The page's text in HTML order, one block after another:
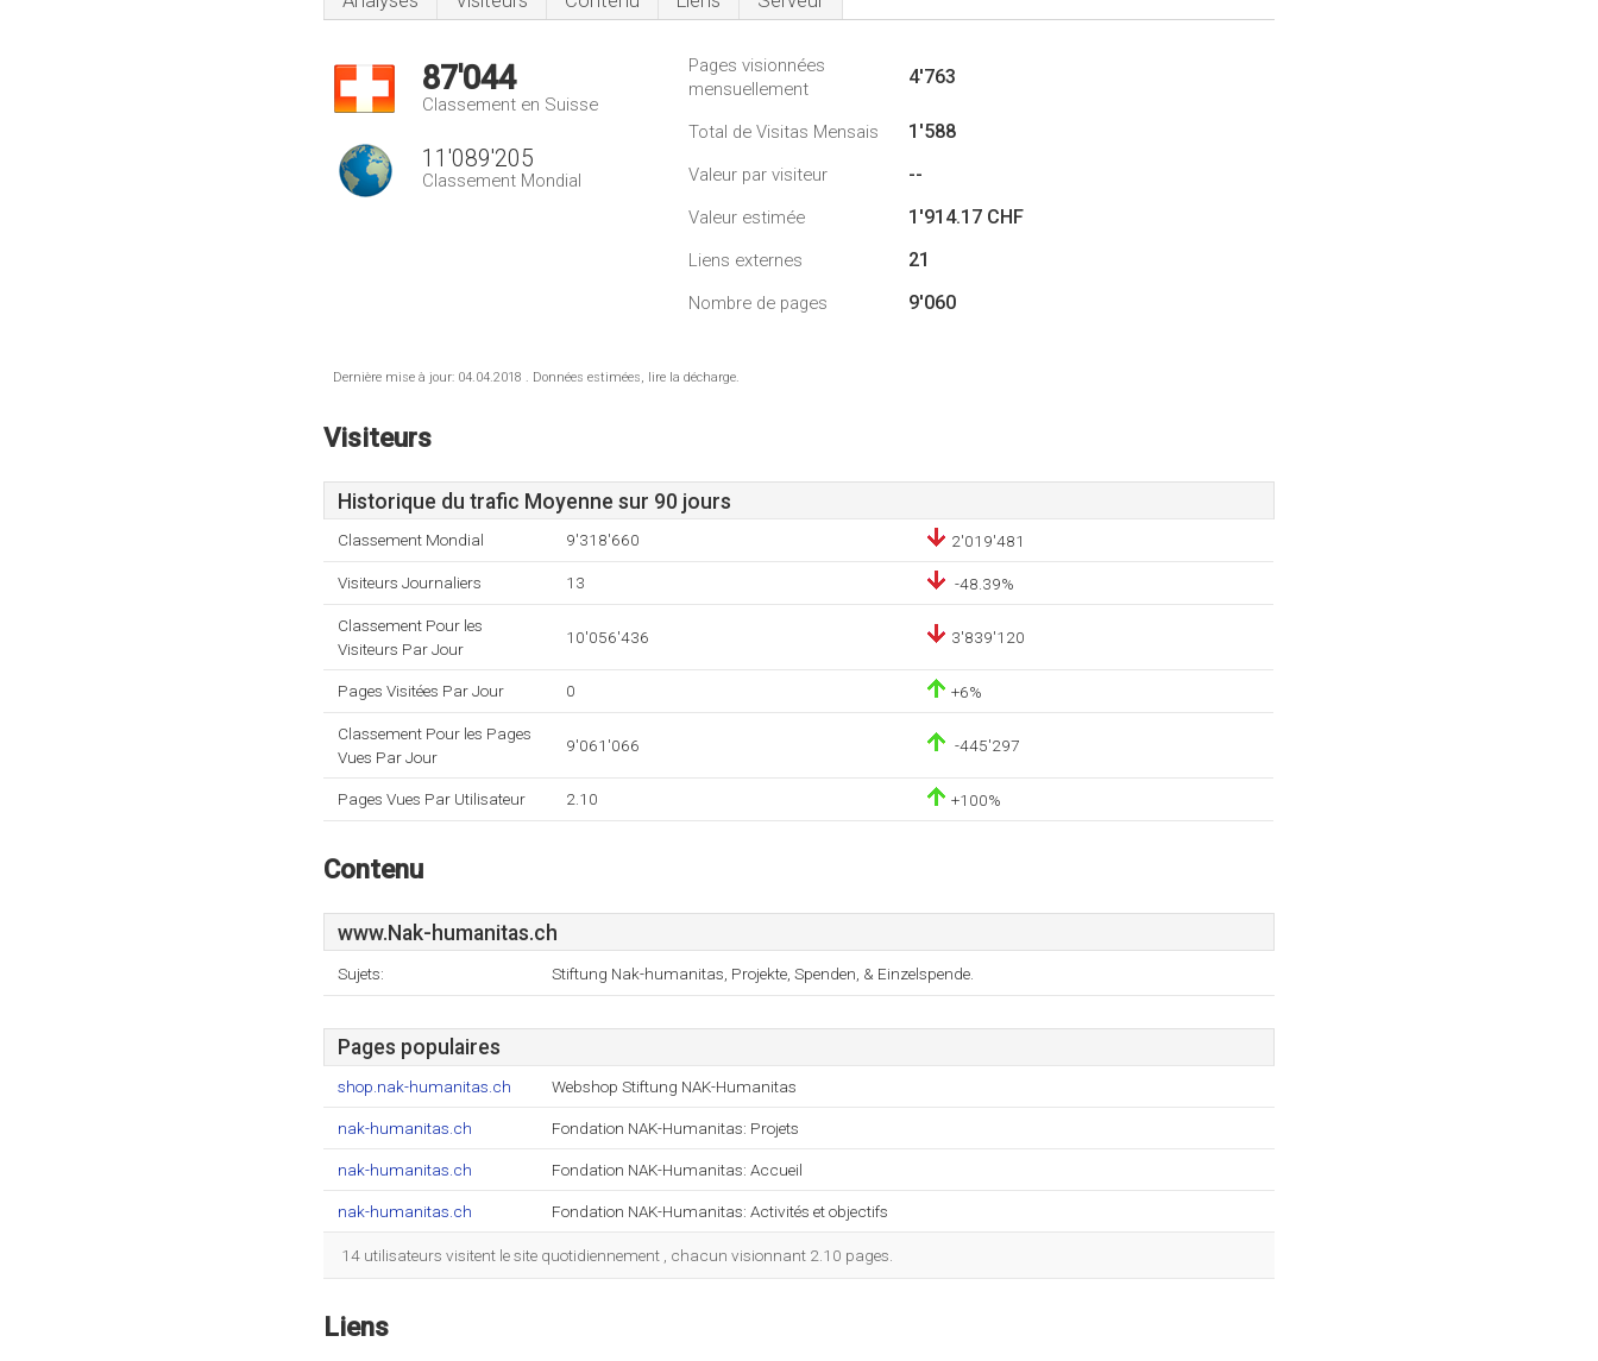
87'044
Classement en Suisse
11'089'205
Classement Mondial
Pages visionnées
mensuellement
4'763
Total de Visitas Mensais 1'588
Valeur par visiteur --
Valeur estimée 1'914.17 CHF
Liens externes 21
Nombre de pages 9'060
Dernière mise à jour: 04.04.2018 . Données estimées, lire la décharge.
Visiteurs
Historique du trafic Moyenne sur 90 jours
Classement Mondial 9'318'660 2'019'481
Visiteurs Journaliers 13 -48.39%
Classement Pour les
Visiteurs Par Jour
10'056'436 3'839'120
Pages Visitées Par Jour 0 +6%
Classement Pour les Pages
Vues Par Jour
9'061'066 -445'297
Pages Vues Par Utilisateur 2.10 +100%
Contenu
www.Nak-humanitas.ch
Sujets: Stiftung Nak-humanitas, Projekte, Spenden, & Einzelspende.
Pages populaires
shop.nak-humanitas.ch Webshop Stiftung NAK-Humanitas
nak-humanitas.ch Fondation NAK-Humanitas: Projets
nak-humanitas.ch Fondation NAK-Humanitas: Accueil
nak-humanitas.ch Fondation NAK-Humanitas: Activités et objectifs
14 utilisateurs visitent le site quotidiennement , chacun visionnant 2.10 pages.
Liens